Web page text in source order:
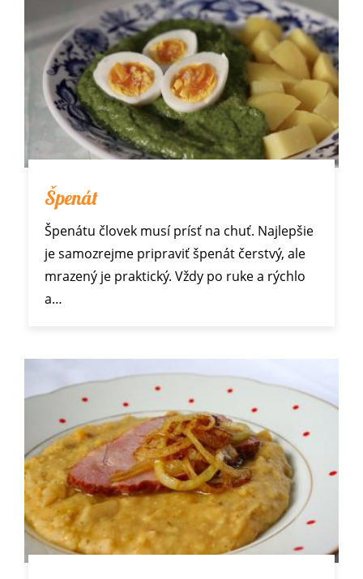
Špenát
Špenátu človek musí prísť na chuť. Najlepšie
je samozrejme pripraviť špenát čerstvý, ale
mrazený je praktický. Vždy po ruke a rýchlo
a…